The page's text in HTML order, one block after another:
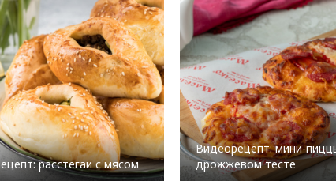
расстегаи с мясом
Видеорецепт: мини-
дрожжевом тесте